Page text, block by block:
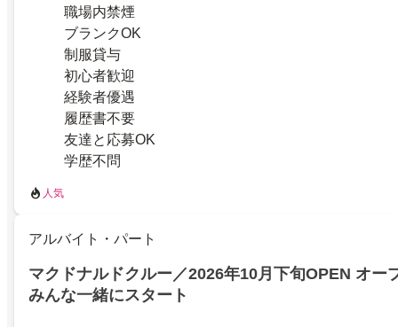
職場内禁煙
ブランクOK
制服貸与
初心者歓迎
経験者優遇
履歴書不要
友達と応募OK
学歴不問
人気
アルバイト・パート
マクドナルドクルー／2026年10月下旬OPEN オー
みんな一緒にスタート